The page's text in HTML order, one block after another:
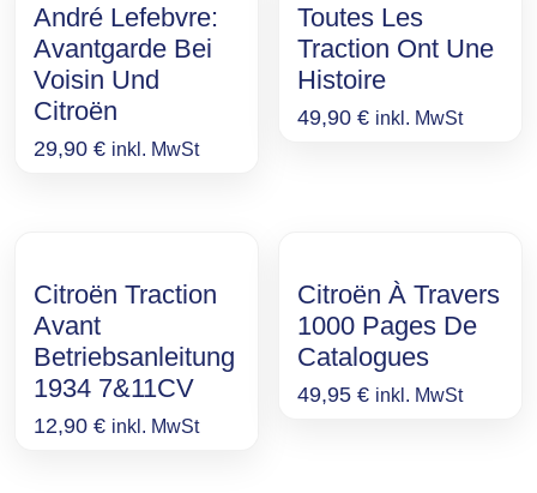
André Lefebvre:
Avantgarde Bei
Voisin Und
Citroën
29,90 € inkl. MwSt
Toutes Les
Traction Ont Une
Histoire
49,90€ inkl. MwSt
Citroën Traction
Avant
Betriebsanleitung
1934 7&11CV
12,90 € inkl. MwSt
Citroën À Travers
1000 Pages De
Catalogues
49,95€ inkl. MwSt